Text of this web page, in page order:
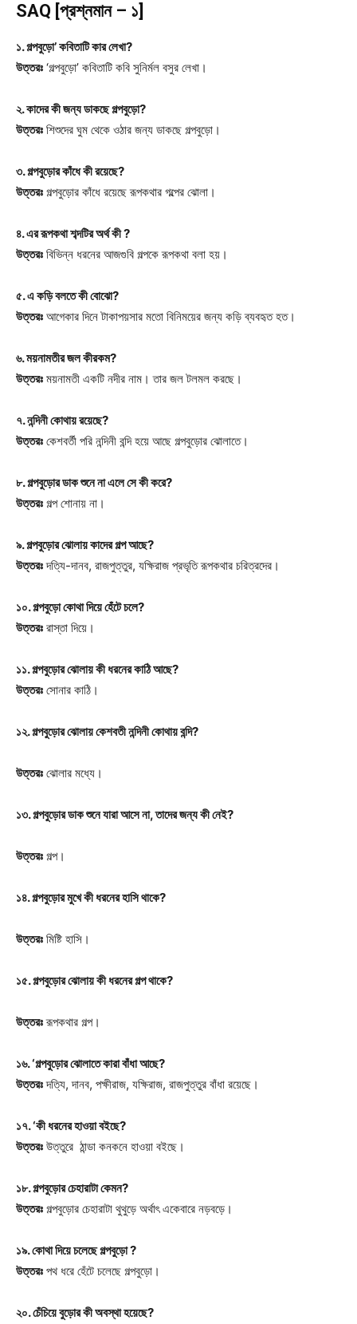
SAQ [প্রশ্নমান – ১]
১. গল্পবুড়ো’ কবিতাটি কার লেখা?
উত্তরঃ ‘গল্পবুড়ো’ কবিতাটি কবি সুনির্মল বসুর লেখা।
২. কাদের কী জন্য ডাকছে গল্পবুড়ো?
উত্তরঃ শিশুদের ঘুম থেকে ওঠার জন্য ডাকছে গল্পবুড়ো।
৩. গল্পবুড়োর কাঁধে কী রয়েছে?
উত্তরঃ গল্পবুড়োর কাঁধে রয়েছে রূপকথার গল্পের ঝোলা।
৪. এর রূপকথা শব্দটির অর্থ কী ?
উত্তরঃ বিভিন্ন ধরনের আজগুবি গল্পকে রূপকথা বলা হয়।
৫. এ কড়ি বলতে কী বোঝো?
উত্তরঃ আগেকার দিনে টাকাপয়সার মতো বিনিময়ের জন্য কড়ি ব্যবহৃত হত।
৬. ময়নামতীর জল কীরকম?
উত্তরঃ ময়নামতী একটি নদীর নাম। তার জল টলমল করছে।
৭. নন্দিনী কোথায় রয়েছে?
উত্তরঃ কেশবর্তী পরি নন্দিনী বন্দি হয়ে আছে গল্পবুড়োর ঝোলাতে।
৮. গল্পবুড়োর ডাক শুনে না এলে সে কী করে?
উত্তরঃ গল্প শোনায় না।
৯. গল্পবুড়োর ঝোলায় কাদের গল্প আছে?
উত্তরঃদত্যি-দানব, রাজপুত্তুর, যক্ষিরাজ প্রভৃতি রূপকথার চরিত্রদের।
১০. গল্পবুড়ো কোথা দিয়ে হেঁটে চলে?
উত্তরঃ রাস্তা দিয়ে।
১১. গল্পবুড়োর ঝোলায় কী ধরনের কাঠি আছে?
উত্তরঃ সোনার কাঠি।
১২. গল্পবুড়োর ঝোলায় কেশবতী নন্দিনী কোথায় বন্দি?
উত্তরঃ ঝোলার মধ্যে।
১৩. গল্পবুড়োর ডাক শুনে যারা আসে না, তাদের জন্য কী নেই?
উত্তরঃ গল্প।
১৪. গল্পবুড়োর মুখে কী ধরনের হাসি থাকে?
উত্তরঃ মিষ্টি হাসি।
১৫. গল্পবুড়োর ঝোলায় কী ধরনের গল্প থাকে?
উত্তরঃরূপকথার গল্প।
১৬. ‘গল্পবুড়োর ঝোলাতে কারা বাঁধা আছে?
উত্তরঃদত্যি, দানব, পক্ষীরাজ, যক্ষিরাজ, রাজপুত্তুর বাঁধা রয়েছে।
১৭. ‘কী ধরনের হাওয়া বইছে?
উত্তরঃ উত্তুরে ঠান্ডা কনকনে হাওয়া বইছে।
১৮. গল্পবুড়োর চেহারাটা কেমন?
উত্তরঃ গল্পবুড়োর চেহারাটা থুথুড়ে অর্থাৎ একেবারে নড়বড়ে।
১৯. কোথা দিয়ে চলেছে গল্পবুড়ো ?
উত্তরঃ পথ ধরে হেঁটে চলেছে গল্পবুড়ো।
২০. চেঁচিয়ে বুড়োর কী অবস্থা হয়েছে?